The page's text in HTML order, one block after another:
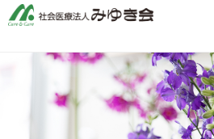
このページの本文へ